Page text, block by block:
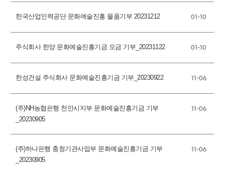
한국산업인력공단 문화예술진흥 물품기부 20231212 01-10
주식회사 한양 문화예술진흥기금 모금 기부_20231122 01-10
한성건설 주식회사 문화예술진흥기금 기부_20230922 11-06
(주)NH농협은행 천안시지부 문화예술진흥기금 기부
_20230905
11-06
(주)하나은행 충청기관사업부 문화예술진흥기금 기부
_20230905
11-06